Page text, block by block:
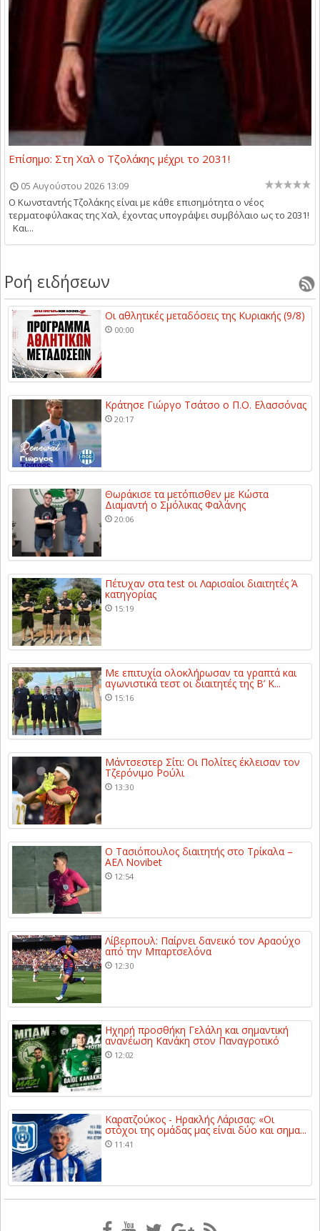
Επίσημο: Στη Χαλ ο Τζολάκης μέχρι το 2031!
05 Αυγούστου 2026 13:09
O Kωνσταντής Τζολάκης είναι με κάθε επισημότητα ο νέος
τερματοφύλακας της Χαλ, έχοντας υπογράψει συμβόλαιο ως το 2031!
Και...
Ροή ειδήσεων
Οι αθλητικές μεταδόσεις της Κυριακής (9/8)
00:00
Κράτησε Γιώργο Τσάτσο ο Π.Ο. Ελασσόνας
20:17
Θωράκισε τα μετόπισθεν με Κώστα
Διαμαντή ο Σμόλικας Φαλάνης
20:06
Πέτυχαν στα test οι Λαρισαίοι διαιτητές Ά
κατηγορίας
15:19
Με επιτυχία ολοκλήρωσαν τα γραπτά και
αγωνιστικά τεστ οι διαιτητές της Β’ Κ...
15:16
Μάντσεστερ Σίτι: Οι Πολίτες έκλεισαν τον
Τζερόνιμο Ρούλι
13:30
Ο Τασιόπουλος διαιτητής στο Τρίκαλα –
ΑΕΛ Novibet
12:54
Λίβερπουλ: Παίρνει δανεικό τον Αραούχο
από την Μπαρτσελόνα
12:30
Ηχηρή προσθήκη Γελάλη και σημαντική
ανανέωση Κανάκη στον Παναγροτικό
12:02
Καρατζούκος - Ηρακλής Λάρισας: «Οι
στόχοι της ομάδας μας είναι δύο και σημα...
11:41